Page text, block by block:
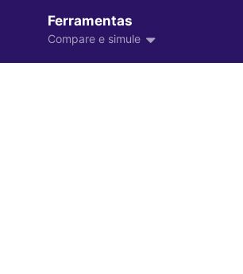
Ferramentas
Compare e simule